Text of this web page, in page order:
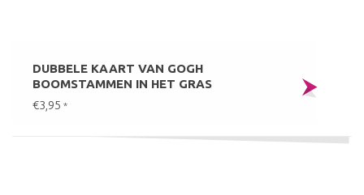
DUBBELE KAART VAN GOGH
BOOMSTAMMEN IN HET GRAS
€3,95 *